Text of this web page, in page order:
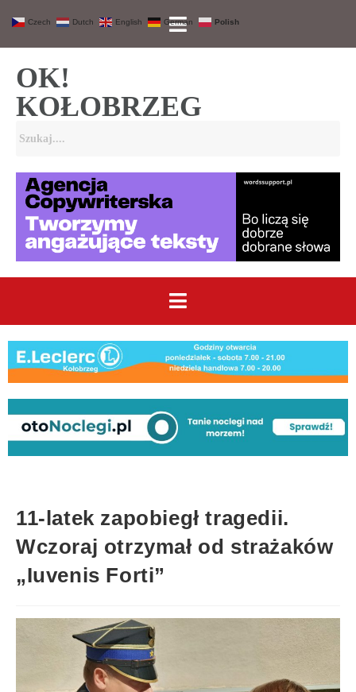
OK!
KOŁOBRZEG
11-latek zapobiegł tragedii.
Wczoraj otrzymał od strażaków
„Iuvenis Forti”
Czech Dutch English German Polish